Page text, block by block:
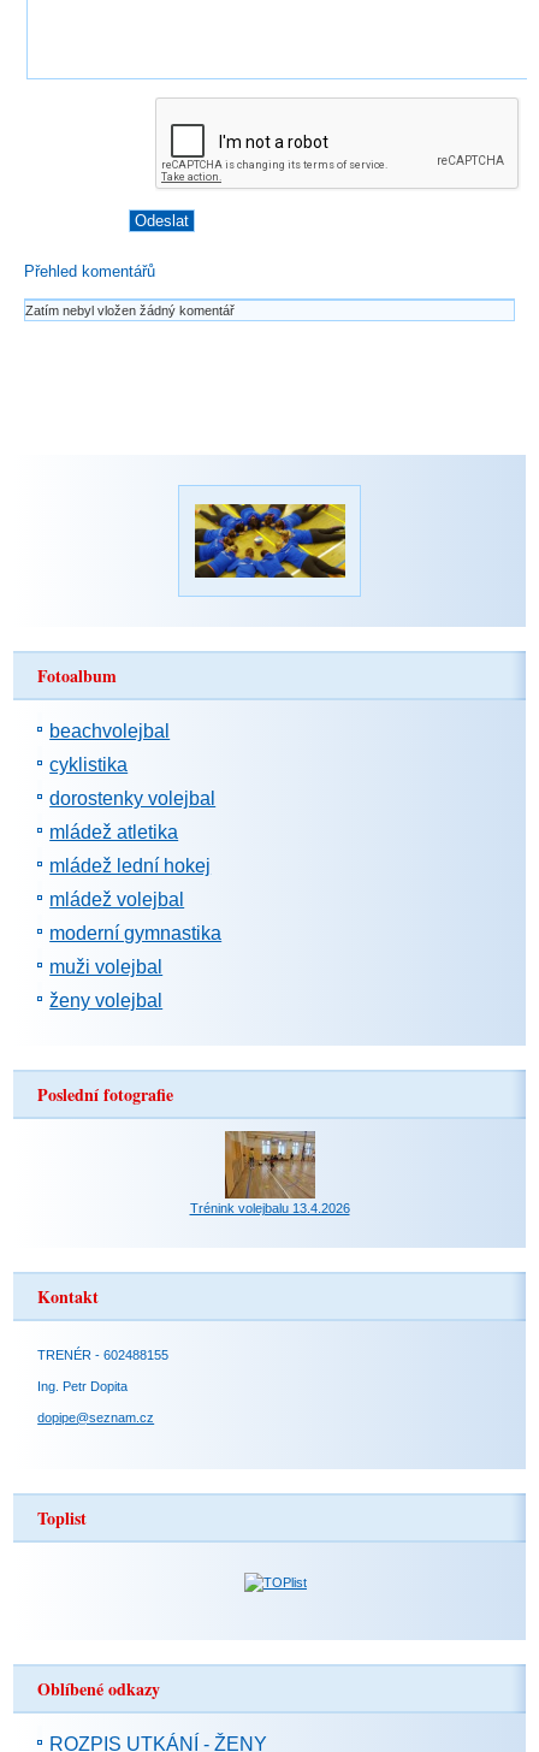
Přehled komentářů
Zatím nebyl vložen žádný komentář
Fotoalbum
beachvolejbal
cyklistika
dorostenky volejbal
mládež atletika
mládež lední hokej
mládež volejbal
moderní gymnastika
muži volejbal
ženy volejbal
Poslední fotografie
Trénink volejbalu 13.4.2026
Kontakt
TRENÉR - 602488155
Ing. Petr Dopita
dopipe@seznam.cz
Toplist
Oblíbené odkazy
ROZPIS UTKÁNÍ - ŽENY